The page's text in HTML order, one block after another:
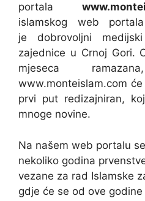
portala
islamskog web
je dobrovoljni
zajednice u Crnoj Gori.
mjeseca
www.monteislam.com
prvi put redizajniran,
mnoge novine.
Na našem web portalu
nekoliko godina
vezane za rad Islamske
gdje će se od ove